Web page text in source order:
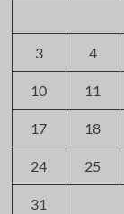
3 4
10 11
17 18
24 25
31